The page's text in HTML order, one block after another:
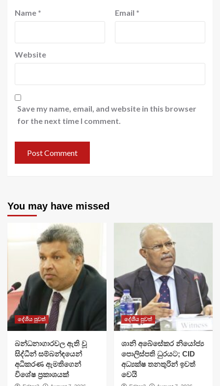
Name * Email *
Website
Save my name, email, and website in this browser
for the next time I comment.
You may have missed
දේශීය පුවත්
බන්ධනාගාරවල ඇති වූ
සිද්ධීන් සම්බන්ඳයෙන්
අධිකරණ ඇමතිගෙන්
විශේෂ ප්‍රකාශයක්
දේශීය පුවත්
ශානි අබේසේකර නියෝජ්‍ය
පොලිස්පති ධුරයට; CID
අධ්‍යක්ෂ තනතුරින් ඉවත්
වෙයි